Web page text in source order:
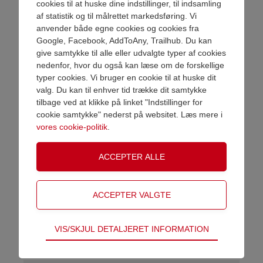
Bæltet har stærk velcro lukning og
måler 20 x 128 cm.
Bemærk;
- Gravering laves på det store motiv i
midten - ved valg af motiv BB6 ellers
laves gravering på de to plader over
og under det store motiv.
- Motiver kan også placeres i
siderne. Vælg mellem vores 137
forskellige motiver. Skriv i
har.
Vælg motiv
Upload eget logo
VAREN ER NU LAGT I KURV
Shop videre Gå til betaling
cookies til at huske dine indstillinger, til indsamling
af statistik og til målrettet markedsføring. Vi
anvender både egne cookies og cookies fra
Google, Facebook, AddToAny, Trailhub. Du kan
give samtykke til alle eller udvalgte typer af cookies
nedenfor, hvor du også kan læse om de forskellige
typer cookies. Vi bruger en cookie til at huske dit
valg. Du kan til enhver tid trække dit samtykke
tilbage ved at klikke på linket "Indstillinger for
cookie samtykke" nederst på websitet. Læs mere i
vores cookie-politik
Teknisk
Tekniske cookies er nødvendige for hjemmesidens
VIS/SKJUL DETALJERET INFORMATION